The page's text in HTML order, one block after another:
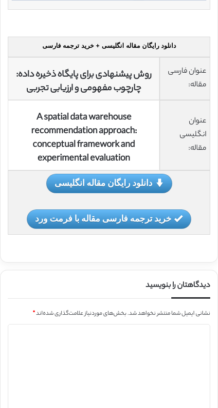
دانلود رایگان مقاله انگلیسی + خرید ترجمه فارسی
عنوان فارسی
مقاله:
روش پیشنهادی برای پایگاه ذخیره داده:
چارچوب مفهومی و ارزیابی تجربی
عنوان
انگلیسی
مقاله:
A spatial data warehouse
recommendation approach:
conceptual framework and
experimental evaluation
دانلود رایگان مقاله انگلیسی
خرید ترجمه فارسی مقاله با فرمت ورد
دیدگاهتان را بنویسید
نشانی ایمیل شما منتشر نخواهد شد.بخش‌های موردنیاز علامت‌گذاری شده‌اند*